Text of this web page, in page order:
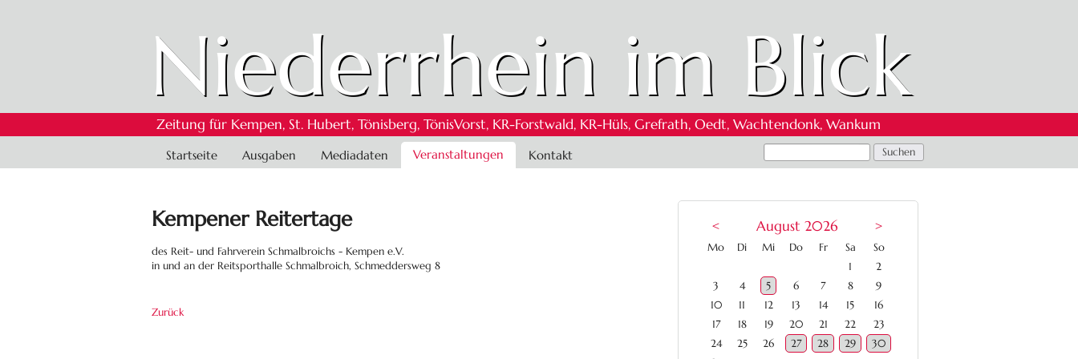
Niederrhein im Blick
Zeitung für Kempen, St. Hubert, Tönisberg, TönisVorst, KR-Forstwald, KR-Hüls, Grefrath, Oedt, Wachtendonk, Wankum
Navigation
überspringen
Startseite Ausgaben Mediadaten Veranstaltungen Kontakt
Kempener Reitertage
des Reit- und Fahrverein Schmalbroichs - Kempen e.V.
in und an der Reitsporthalle Schmalbroich, Schmeddersweg 8
Zurück
< August 2026 >
Montag
Dienstag
Mittwoch
Donnerstag
FreitagSamstag
Sonntag
1
2
3
4 5 6 7 8
9
10
11 12 13 14 15
16
17
18 19 20 21 22
23
24
25 26 27 28 29
30